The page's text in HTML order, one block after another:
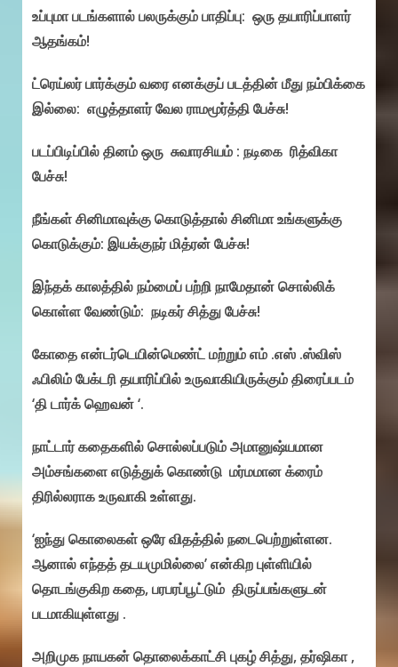
உப்புமா படங்களால் பலருக்கும் பாதிப்பு: ஒரு தயாரிப்பாளர்
ஆதங்கம்!
ட்ரெய்லர் பார்க்கும் வரை எனக்குப் படத்தின் மீது நம்பிக்கை
இல்லை: எழுத்தாளர் வேல ராமமூர்த்தி பேச்சு!
படப்பிடிப்பில் தினம் ஒரு சுவாரசியம் : நடிகை ரித்விகா
பேச்சு!
நீங்கள் சினிமாவுக்கு கொடுத்தால் சினிமா உங்களுக்கு
கொடுக்கும்: இயக்குநர் மித்ரன் பேச்சு!
இந்தக் காலத்தில் நம்மைப் பற்றி நாமேதான் சொல்லிக்
கொள்ள வேண்டும்: நடிகர் சித்து பேச்சு!
கோதை என்டர்டெயின்மெண்ட் மற்றும் எம் .எஸ் .ஸ்விஸ்
ஃபிலிம் பேக்டரி தயாரிப்பில் உருவாகியிருக்கும் திரைப்படம்
‘தி டார்க் ஹெவன் ‘.
நாட்டார் கதைகளில் சொல்லப்படும் அமானுஷ்யமான
அம்சங்களை எடுத்துக் கொண்டு மர்மமான க்ரைம்
திரில்லராக உருவாகி உள்ளது.
‘ஐந்து கொலைகள் ஒரே விதத்தில் நடைபெற்றுள்ளன.
ஆனால் எந்தத் தடயமுமில்லை’ என்கிற புள்ளியில்
தொடங்குகிற கதை, பரபரப்பூட்டும் திருப்பங்களுடன்
படமாகியுள்ளது .
அறிமுக நாயகன் தொலைக்காட்சி புகழ் சித்து, தர்ஷிகா ,